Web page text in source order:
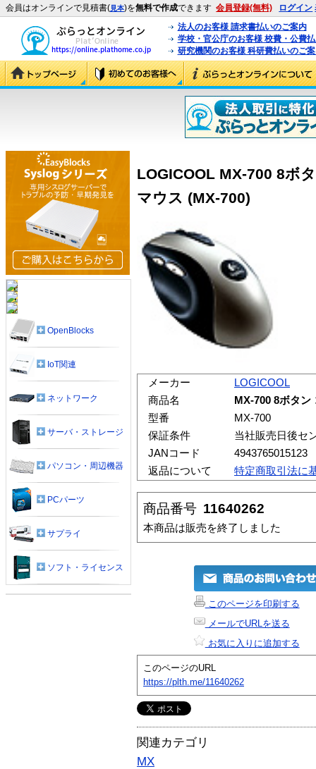
会員はオンラインで見積書(見本)を無料で作成できます 会員登録(無料) ログイン
法人のお客様 請求書払いのご案内
学校・官公庁のお客様 校費・公費
研究機関のお客様 科研費払いのご
LOGICOOL MX-700 8ボ
マウス (MX-700)
メーカー
LOGICOOL
商品名
MX-700 8ボタン
型番
MX-700
保証条件
当社販売日後セ
JANコード
4943765015123
返品について
特定商取引法に
商品番号 11640262
本商品は販売を終了しました
このページを印刷する
メールでURLを送る
お気に入りに追加する
このページのURL
https://plth.me/11640262
関連カテゴリ
MX
OpenBlocks
IoT関連
ネットワーク
サーバ・ストレージ
パソコン・周辺機器
PCパーツ
サプライ
ソフト・ライセンス